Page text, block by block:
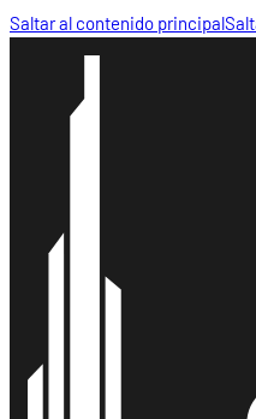
Saltar al contenido principal